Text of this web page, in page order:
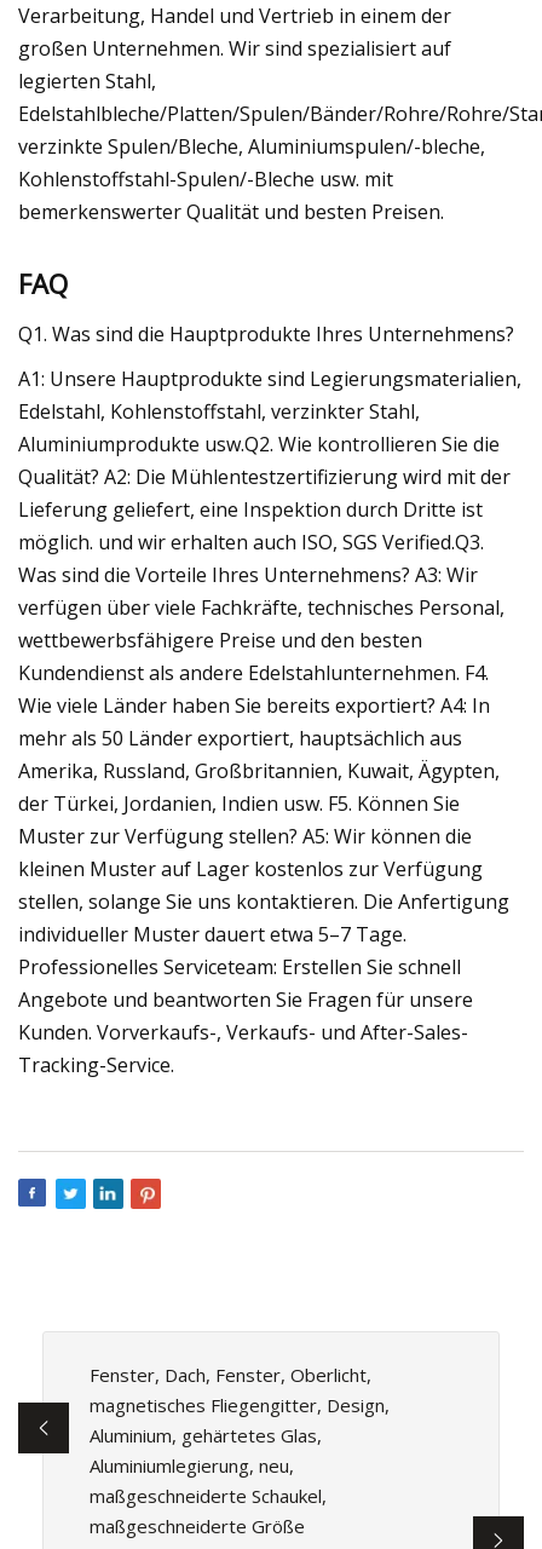
Verarbeitung, Handel und Vertrieb in einem der
großen Unternehmen. Wir sind spezialisiert auf
legierten Stahl,
Edelstahlbleche/Platten/Spulen/Bänder/Rohre/Rohre/
verzinkte Spulen/Bleche, Aluminiumspulen/-bleche,
Kohlenstoffstahl-Spulen/-Bleche usw. mit
bemerkenswerter Qualität und besten Preisen.
FAQ
Q1. Was sind die Hauptprodukte Ihres Unternehmens?
A1: Unsere Hauptprodukte sind Legierungsmaterialien,
Edelstahl, Kohlenstoffstahl, verzinkter Stahl,
Aluminiumprodukte usw.Q2. Wie kontrollieren Sie die
Qualität? A2: Die Mühlentestzertifizierung wird mit der
Lieferung geliefert, eine Inspektion durch Dritte ist
möglich. und wir erhalten auch ISO, SGS Verified.Q3.
Was sind die Vorteile Ihres Unternehmens? A3: Wir
verfügen über viele Fachkräfte, technisches Personal,
wettbewerbsfähigere Preise und den besten
Kundendienst als andere Edelstahlunternehmen. F4.
Wie viele Länder haben Sie bereits exportiert? A4: In
mehr als 50 Länder exportiert, hauptsächlich aus
Amerika, Russland, Großbritannien, Kuwait, Ägypten,
der Türkei, Jordanien, Indien usw. F5. Können Sie
Muster zur Verfügung stellen? A5: Wir können die
kleinen Muster auf Lager kostenlos zur Verfügung
stellen, solange Sie uns kontaktieren. Die Anfertigung
individueller Muster dauert etwa 5–7 Tage.
Professionelles Serviceteam: Erstellen Sie schnell
Angebote und beantworten Sie Fragen für unsere
Kunden. Vorverkaufs-, Verkaufs- und After-Sales-
Tracking-Service.
Fenster, Dach, Fenster, Oberlicht,
magnetisches Fliegengitter, Design,
Aluminium, gehärtetes Glas,
Aluminiumlegierung, neu,
maßgeschneiderte Schaukel,
maßgeschneiderte Größe